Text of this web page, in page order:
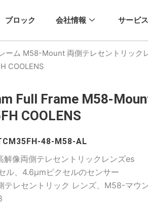
ブロック 会社情報 サービス
ーム M58-Mount 両側テレセントリック
COOLENS
Full Frame M58-
COOLENS
48-M58-AL
像両側テレセントリックレンズes
ル、4.6μmピクセルのセンサー
レセントリック レンズ、M58-マウ